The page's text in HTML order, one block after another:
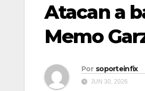
Atacan a
Memo
Por soporteinfix
JUN 30, 2026